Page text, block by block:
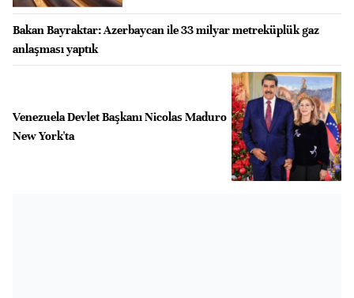
Bakan Bayraktar: Azerbaycan ile 33 milyar metreküplük gaz
anlaşması yaptık
Venezuela Devlet Başkanı Nicolas Maduro
New York'ta